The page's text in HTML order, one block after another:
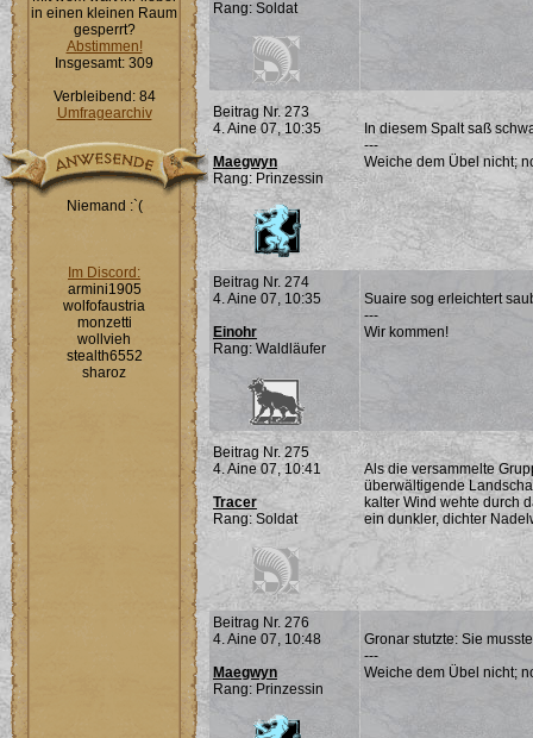
in einen kleinen Raum
gesperrt?
Abstimmen!
Insgesamt: 309
Verbleibend: 84
Umfragearchiv
Niemand :`(
Im Discord:
armini1905
wolfofaustria
monzetti
wollvieh
stealth6552
sharoz
Rang: Soldat
Beitrag Nr. 273
4. Aine 07, 10:35
Maegwyn
Rang: Prinzessin
In diesem Spalt saß
---
Weiche dem Übel nicht;
Beitrag Nr. 274
4. Aine 07, 10:35
Einohr
Rang: Waldläufer
Suaire sog erleichtert
---
Wir kommen!
Beitrag Nr. 275
4. Aine 07, 10:41
Tracer
Rang: Soldat
Als die versammelte
überwältigende
kalter Wind wehte durch
ein dunkler, dichter
Beitrag Nr. 276
4. Aine 07, 10:48
Maegwyn
Rang: Prinzessin
Gronar stutzte: Sie
---
Weiche dem Übel nicht;